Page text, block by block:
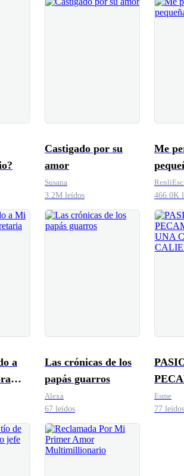
Castigado por su
amor
Susana
3.2M leídos
Me
466.0K
a
Las crónicas de los
papás guarros
Alexa
67 leídos
UNA
Esme
77 leídos